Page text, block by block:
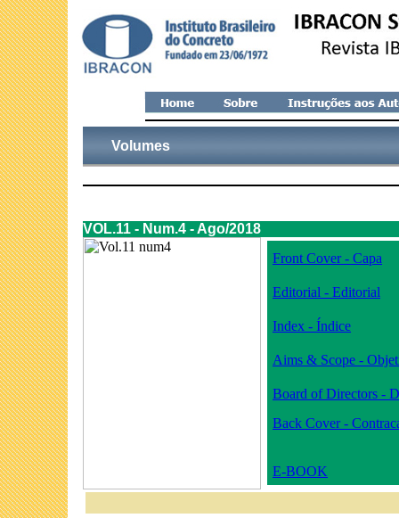
Volumes
VOL.11 - Num.4 - Ago/2018
Front Cover - Capa
Editorial - Editorial
Index - Índice
Aims & Scope -
Board of Directors -
Back Cover -
E-BOOK